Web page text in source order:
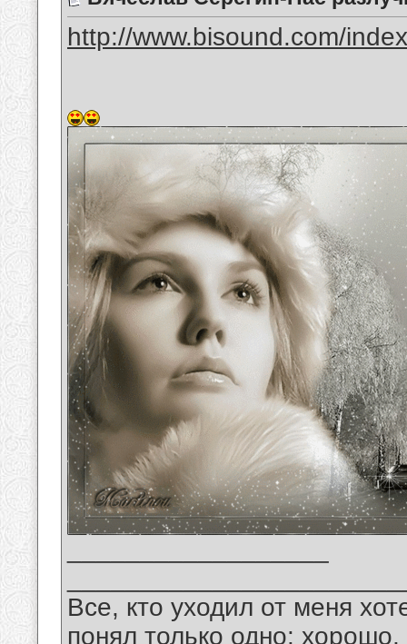
http://www.bisound.com/
Все, кто уходил от меня
понял только одно: